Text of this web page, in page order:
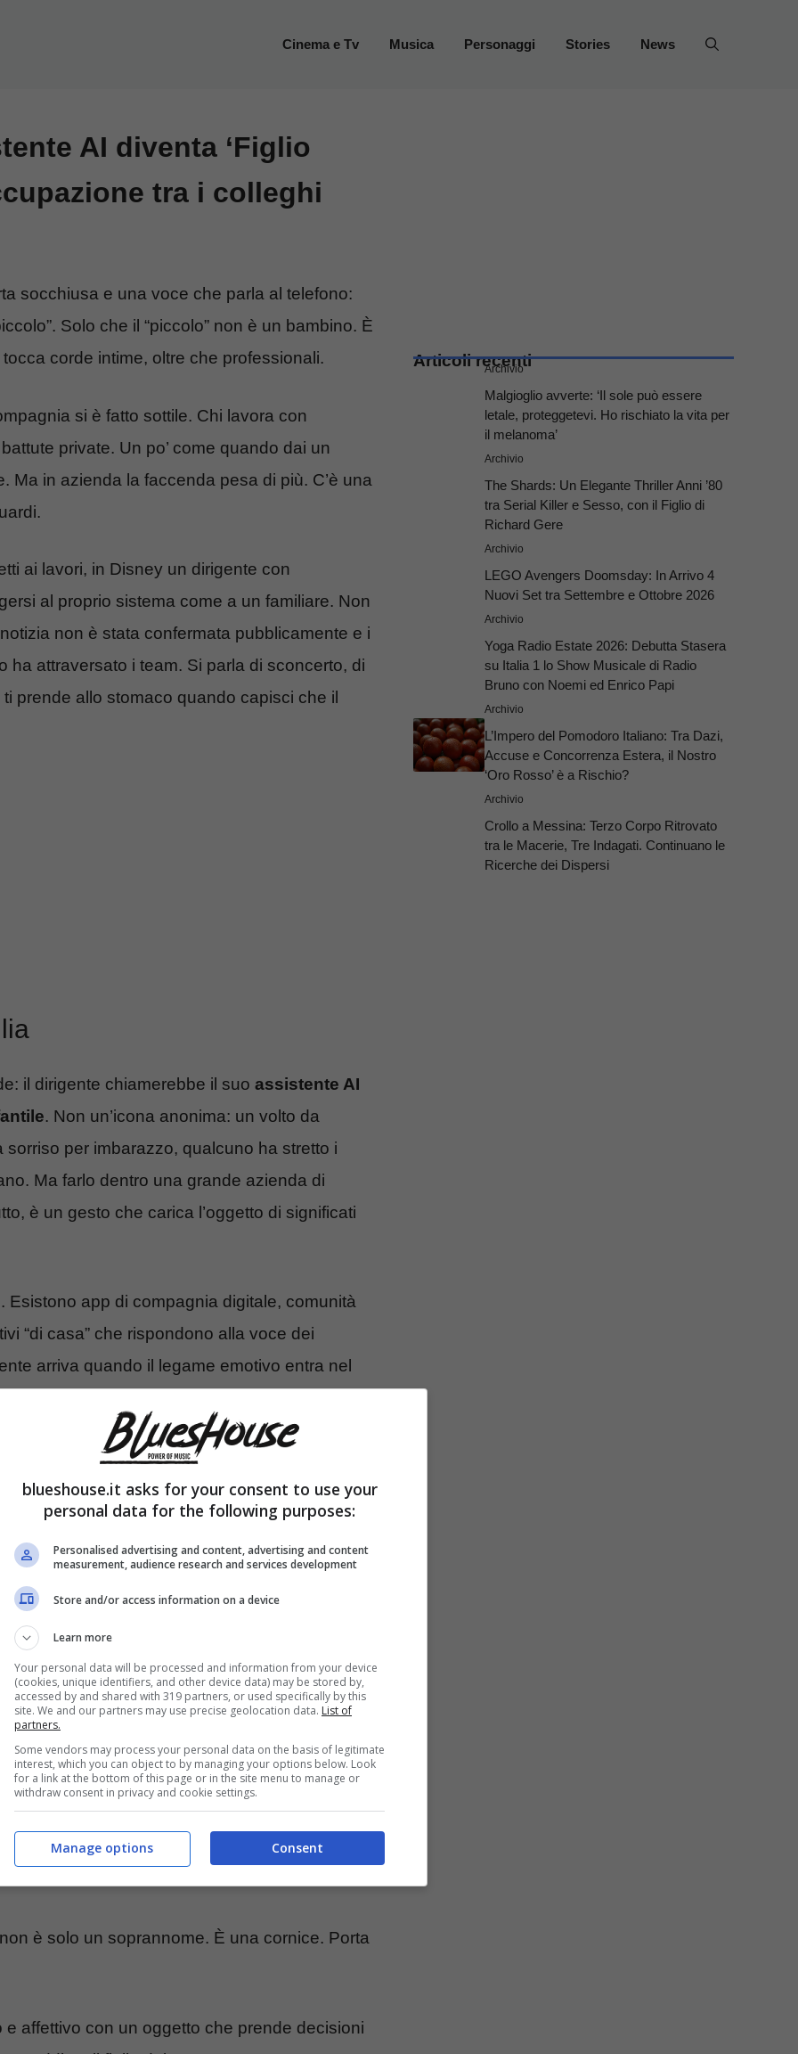
Cinema e Tv Musica Personaggi Stories News
AI diventa ‘Figlio
tra i colleghi
socchiusa e una voce che parla al telefono:
Solo che il “piccolo” non è un bambino. È
corde intime, oltre che professionali.
si è fatto sottile. Chi lavora con
private. Un po’ come quando dai un
Ma in azienda la faccenda pesa di più. C’è una
ai lavori, in Disney un dirigente con
al proprio sistema come a un familiare. Non
non è stata confermata pubblicamente e i
ha attraversato i team. Si parla di sconcerto, di
prende allo stomaco quando capisci che il
il dirigente chiamerebbe il suo assistente AI
. Non un’icona anonima: un volto da
per imbarazzo, qualcuno ha stretto i
Ma farlo dentro una grande azienda di
è un gesto che carica l’oggetto di significati
app di compagnia digitale, comunità
“di casa” che rispondono alla voce dei
arriva quando il legame emotivo entra nel
creatura, smetto di vederla come
quando sbaglia?
maggioranza di persone più preoccupate che
dello spettacolo ha trattato l’argomento come
comparse sintetiche, fino alle “voci clonate”.
è solo un soprannome. È una cornice. Porta
affettivo con un oggetto che prende decisioni
Articoli recenti
Archivio
Malgioglio avverte: ‘Il sole può essere
letale, proteggetevi. Ho rischiato la vita per
il melanoma’
Archivio
The Shards: Un Elegante Thriller Anni ’80
tra Serial Killer e Sesso, con il Figlio di
Richard Gere
Archivio
LEGO Avengers Doomsday: In Arrivo 4
Nuovi Set tra Settembre e Ottobre 2026
Archivio
Yoga Radio Estate 2026: Debutta Stasera
su Italia 1 lo Show Musicale di Radio
Bruno con Noemi ed Enrico Papi
Archivio
L’Impero del Pomodoro Italiano: Tra Dazi,
Accuse e Concorrenza Estera, il Nostro
‘Oro Rosso’ è a Rischio?
Archivio
Crollo a Messina: Terzo Corpo Ritrovato
tra le Macerie, Tre Indagati. Continuano le
Ricerche dei Dispersi
blueshouse.it asks for your consent to use your
personal data for the following purposes:
Personalised advertising and content, advertising and content
measurement, audience research and services development
Store and/or access information on a device
Learn more
Your personal data will be processed and information from your device
(cookies, unique identifiers, and other device data) may be stored by,
accessed by and shared with 319 partners, or used specifically by this
site. We and our partners may use precise geolocation data. List of
partners.
Some vendors may process your personal data on the basis of legitimate
interest, which you can object to by managing your options below. Look
for a link at the bottom of this page or in the site menu to manage or
withdraw consent in privacy and cookie settings.
Consent
Manage options